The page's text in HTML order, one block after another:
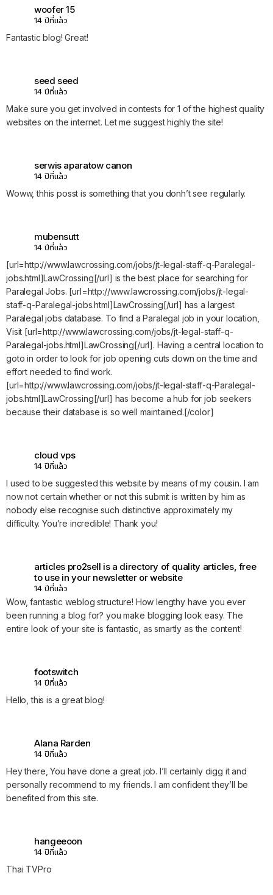
woofer 15
14 ปีที่แล้ว
Fantastic blog! Great!
seed seed
14 ปีที่แล้ว
Make sure you get involved in contests for 1 of the highest quality
websites on the internet. Let me suggest highly the site!
serwis aparatow canon
14 ปีที่แล้ว
Woww, thhis posst is something that you donh’t see regularly.
mubensutt
14 ปีที่แล้ว
[url=http://www.lawcrossing.com/jobs/jt-legal-staff-q-Paralegal-
jobs.html]LawCrossing[/url] is the best place for searching for
Paralegal Jobs. [url=http://www.lawcrossing.com/jobs/jt-legal-
staff-q-Paralegal-jobs.html]LawCrossing[/url] has a largest
Paralegal jobs database. To find a Paralegal job in your location,
Visit [url=http://www.lawcrossing.com/jobs/jt-legal-staff-q-
Paralegal-jobs.html]LawCrossing[/url]. Having a central location to
goto in order to look for job opening cuts down on the time and
effort needed to find work.
[url=http://www.lawcrossing.com/jobs/jt-legal-staff-q-Paralegal-
jobs.html]LawCrossing[/url] has become a hub for job seekers
because their database is so well maintained.[/color]
cloud vps
14 ปีที่แล้ว
I used to be suggested this website by means of my cousin. I am
now not certain whether or not this submit is written by him as
nobody else recognise such distinctive approximately my
difficulty. You’re incredible! Thank you!
articles pro2sell is a directory of quality articles, free
to use in your newsletter or website
14 ปีที่แล้ว
Wow, fantastic weblog structure! How lengthy have you ever
been running a blog for? you make blogging look easy. The
entire look of your site is fantastic, as smartly as the content!
footswitch
14 ปีที่แล้ว
Hello, this is a great blog!
Alana Rarden
14 ปีที่แล้ว
Hey there, You have done a great job. I’ll certainly digg it and
personally recommend to my friends. I am confident they’ll be
benefited from this site.
hangeeoon
14 ปีที่แล้ว
Thai TVPro